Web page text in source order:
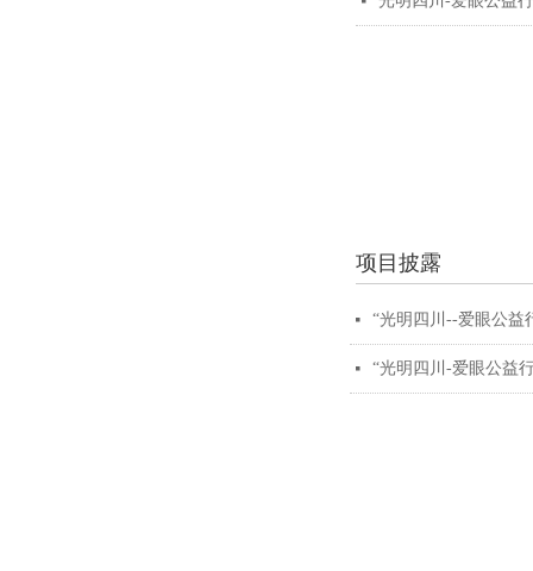
项目披露
넷 “光明四川--爱眼公益
넷 “光明四川-爱眼公益